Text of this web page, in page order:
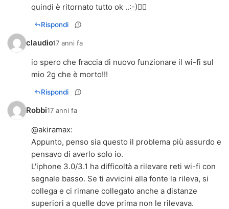
quindi è ritornato tutto ok ..:-)
Rispondi
claudio17 anni fa
io spero che fraccia di nuovo funzionare il wi-fi sul
mio 2g che è morto!!!
Rispondi
Robbi17 anni fa
@akiramax:
Appunto, penso sia questo il problema più assurdo e
pensavo di averlo solo io.
L'iphone 3.0/3.1 ha difficoltà a rilevare reti wi-fi con
segnale basso. Se ti avvicini alla fonte la rileva, si
collega e ci rimane collegato anche a distanze
superiori a quelle dove prima non le rilevava.